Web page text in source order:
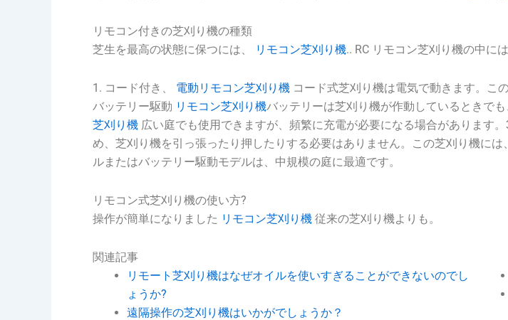
リモコン付きの芝刈り機の種類
芝生を最高の状態に保つには、
リモコン芝刈り機.. RC リモコン芝刈り機の中に
1. コード付き、 電動リモコン芝刈り機 コード式芝刈り機は電気で動きます。こ
バッテリー駆動 リモコン芝刈り機バッテリーは芝刈り機が作動しているときで
芝刈り機 広い庭でも使用できますが、頻繁に充電が必要になる場合があります。
め、芝刈り機を引っ張ったり押したりする必要はありません。この芝刈り機に
ルまたはバッテリー駆動モデルは、中規模の庭に最適です。
リモコン式芝刈り機の使い方?
操作が簡単になりました リモコン芝刈り機 従来の芝刈り機よりも。
関連記事
リモート芝刈り機はなぜオイルを使いすぎることができないのでし
ょうか?
遠隔操作の芝刈り機はいかがでしょうか？